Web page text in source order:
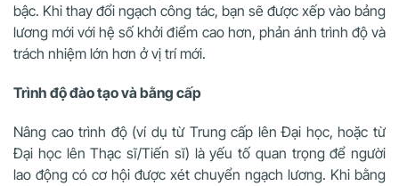
bậc. Khi thay đổi ngạch công tác, bạn sẽ được xếp vào bảng
lương mới với hệ số khởi điểm cao hơn, phản ánh trình độ và
trách nhiệm lớn hơn ở vị trí mới.
Trình độ đào tạo và bằng cấp
Nâng cao trình độ (ví dụ từ Trung cấp lên Đại học, hoặc từ
Đại học lên Thạc sĩ/Tiến sĩ) là yếu tố quan trọng để người
lao động có cơ hội được xét chuyển ngạch lương. Khi bằng